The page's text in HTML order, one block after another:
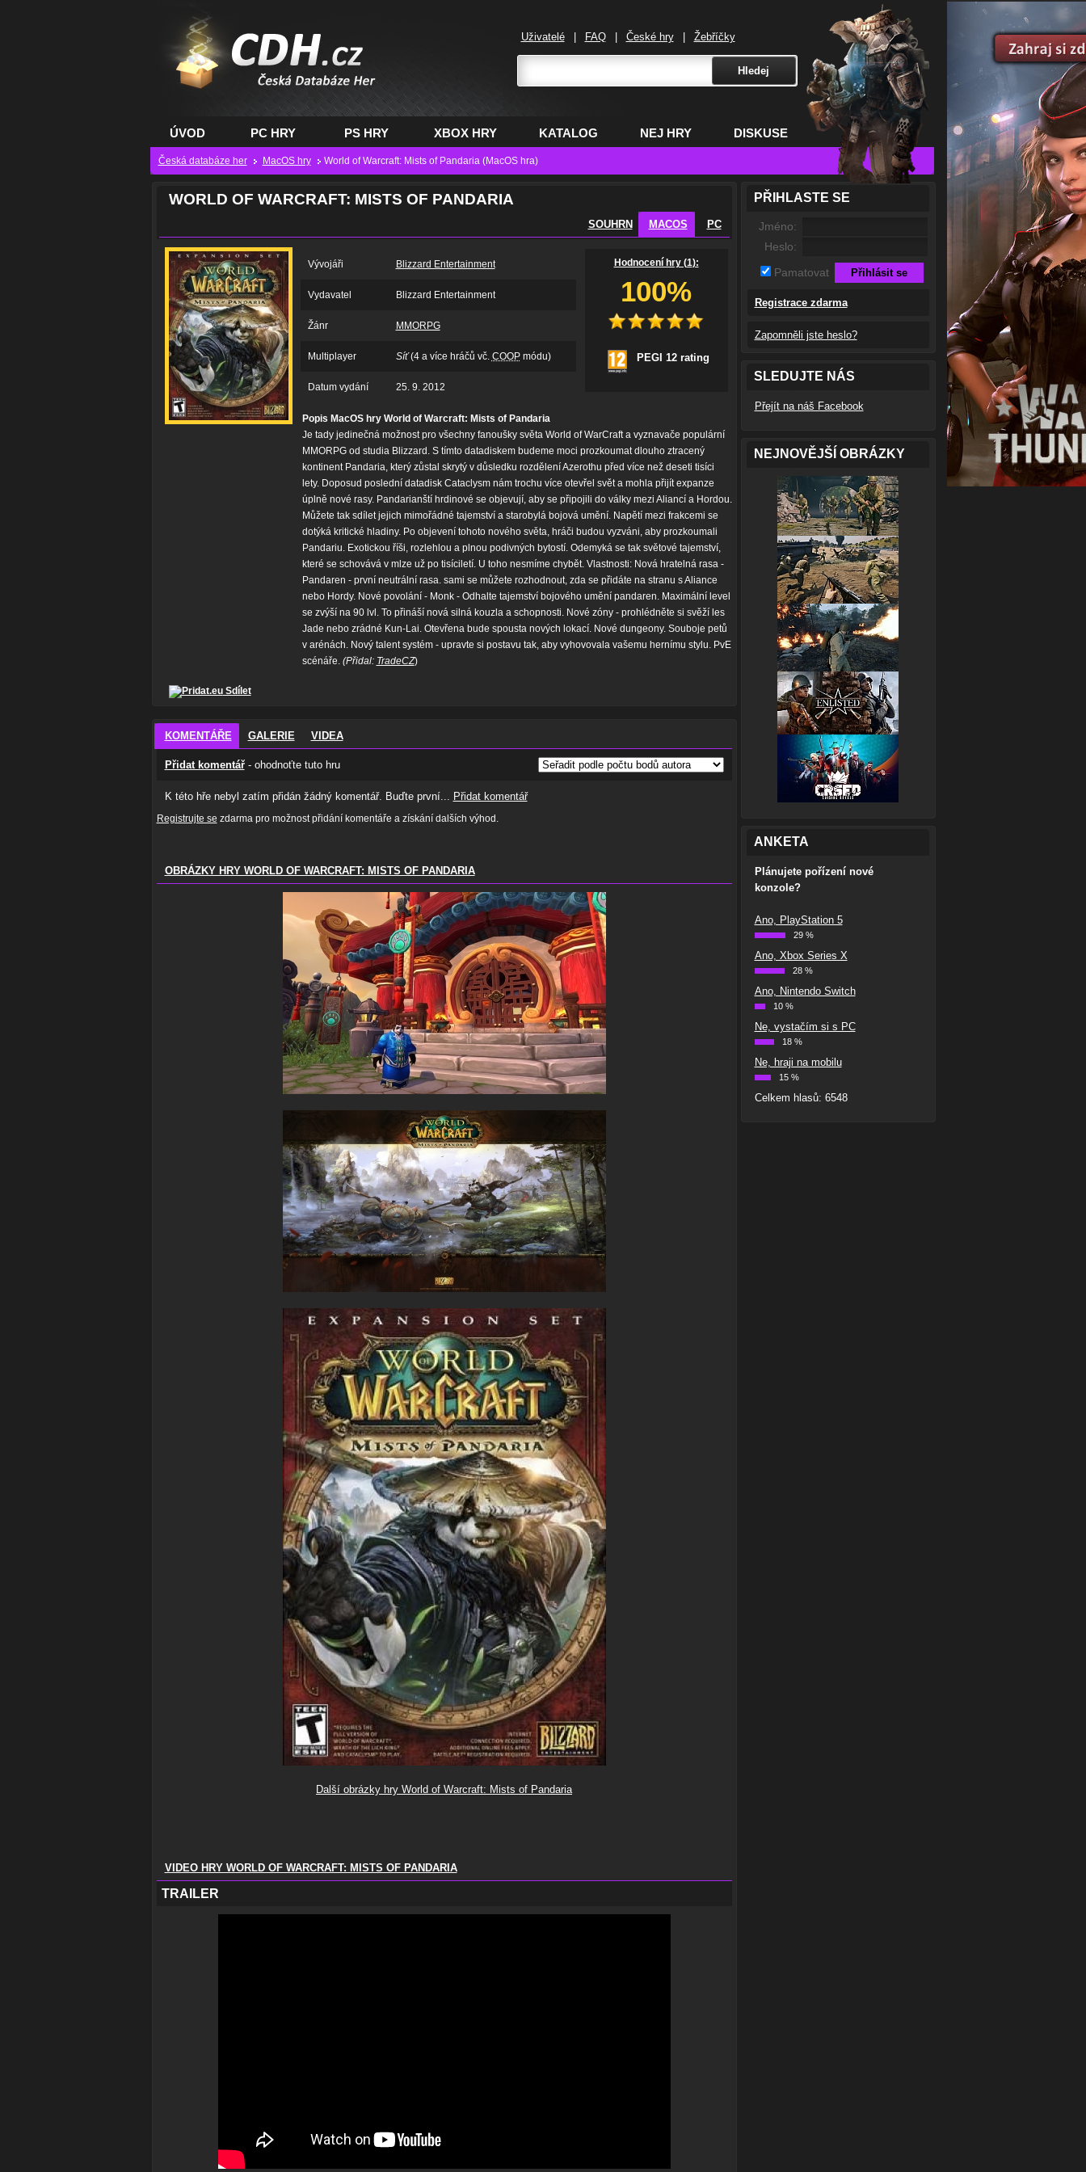
CDH.cz - hry na PC,
PS, XBOX - Česká
databáze her
Uživatelé FAQ České hry Žebříčky
ÚVOD PC HRY PS HRY XBOX HRY KATALOG NEJ HRY DISKUSE
Česká databáze her MacOS hry World of Warcraft: Mists of Pandaria (MacOS hra)
WORLD OF WARCRAFT: MISTS OF PANDARIA
SOUHRN MACOS PC
Vývojáři Blizzard Entertainment
Vydavatel Blizzard Entertainment
Žánr MMORPG
Multiplayer Síť(4 a více hráčů vč. COOPmódu)
Datum vydání 25. 9. 2012
Hodnocení hry (1):
100%
PEGI 12 rating
Popis MacOS hry World of Warcraft: Mists of Pandaria
Je tady jedinečná možnost pro všechny fanoušky světa World of WarCraft a vyznavače populární
MMORPG od studia Blizzard. S tímto datadiskem budeme moci prozkoumat dlouho ztracený
kontinent Pandaria, který zůstal skrytý v důsledku rozdělení Azerothu před více než deseti tisíci
lety. Doposud poslední datadisk Cataclysm nám trochu více otevřel svět a mohla přijít expanze
úplně nové rasy. Pandarianští hrdinové se objevují, aby se připojili do války mezi Aliancí a Hordou.
Můžete tak sdílet jejich mimořádné tajemství a starobylá bojová umění. Napětí mezi frakcemi se
dotýká kritické hladiny. Po objevení tohoto nového světa, hráči budou vyzváni, aby prozkoumali
Pandariu. Exotickou říši, rozlehlou a plnou podivných bytostí. Odemyká se tak světové tajemství,
které se schovává v mlze už po tisíciletí. U toho nesmíme chybět. Vlastnosti: Nová hratelná rasa -
Pandaren - první neutrální rasa. sami se můžete rozhodnout, zda se přidáte na stranu s Aliance
nebo Hordy. Nové povolání - Monk - Odhalte tajemství bojového umění pandaren. Maximální level
se zvýší na 90 lvl. To přináší nová silná kouzla a schopnosti. Nové zóny - prohlédněte si svěží les
Jade nebo zrádné Kun-Lai. Otevřena bude spousta nových lokací. Nové dungeony. Souboje petů
v arénách. Nový talent systém - upravte si postavu tak, aby vyhovovala vašemu hernímu stylu. PvE
scénáře.(Přidal: TradeCZ)
Sdílet
KOMENTÁŘE GALERIE VIDEA
Přidat komentář- ohodnoťte tuto hru
K této hře nebyl zatím přidán žádný komentář. Buďte první... Přidat komentář
Registrujte se zdarma pro možnost přidání komentáře a získání dalších výhod.
OBRÁZKY HRY WORLD OF WARCRAFT: MISTS OF PANDARIA
Další obrázky hry World of Warcraft: Mists of Pandaria
VIDEO HRY WORLD OF WARCRAFT: MISTS OF PANDARIA
TRAILER
PŘIHLASTE SE
Jméno:
Heslo:
Pamatovat
Registrace zdarma
Zapomněli jste heslo?
SLEDUJTE NÁS
Přejít na náš Facebook
NEJNOVĚJŠÍ OBRÁZKY
ANKETA
Plánujete pořízení nové
konzole?
Ano, PlayStation 5
29 %
Ano, Xbox Series X
28 %
Ano, Nintendo Switch
10 %
Ne, vystačím si s PC
18 %
Ne, hraji na mobilu
15 %
Celkem hlasů: 6548